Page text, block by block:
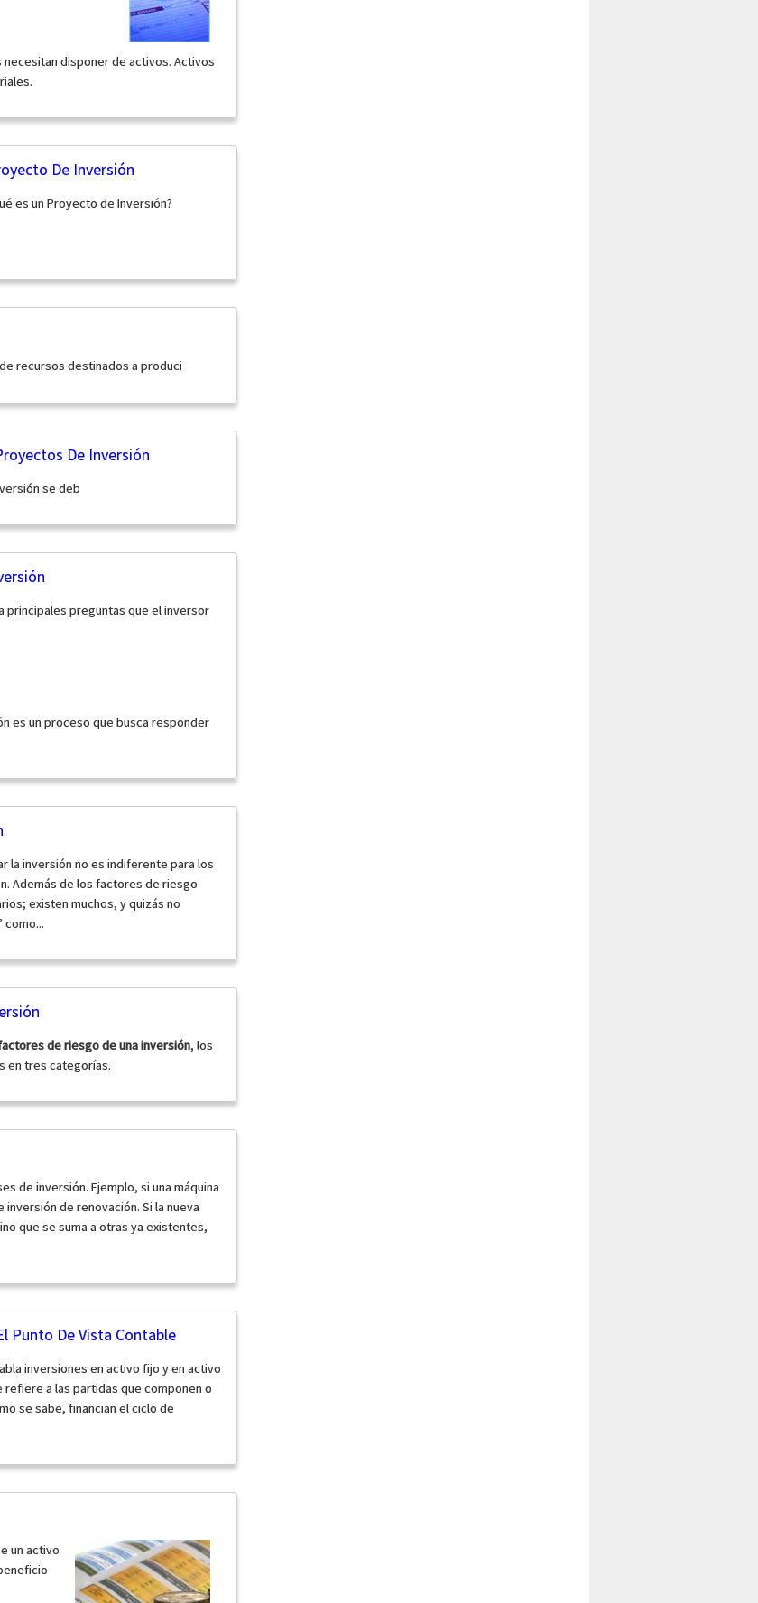
disponer de activos. Activos
De Inversión
es un Proyecto de Inversión?
recursos destinados a produci
De Inversión
se deb
principales preguntas que el inversor
es un proceso que busca responder
la inversión no es indiferente para los
Además de los factores de riesgo
existen muchos, y quizás no
como...
de riesgo de una inversión, los
en tres categorías.
de inversión. Ejemplo, si una máquina
de renovación. Si la nueva
que se suma a otras ya existentes,
Punto De Vista Contable
inversiones en activo fijo y en activo
a las partidas que componen o
se sabe, financian el ciclo de
un activo